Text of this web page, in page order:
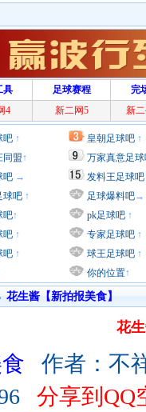
具 足球赛程
完
4 新二网5 新
吧 ↑
同盟↑
吧 →
球吧 ↑
吧↑
吧 ↑
吧 ↑
皇朝足球吧 ↑
万家真意足
发料王足球吧
足球爆料吧→
pk足球吧 ↑
专家足球吧 ↑
球王足球吧 ↑
你的位置↑
花生酱【新拍报美食】
花
作者：不
分享到QQ